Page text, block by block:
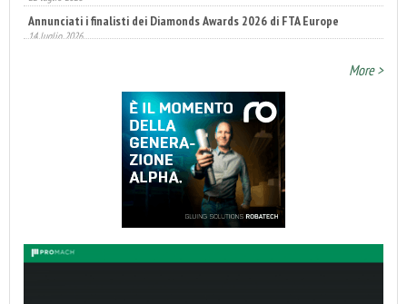
Annunciati i finalisti dei Diamonds Awards 2026 di FTA Europe
14 luglio 2026
More >